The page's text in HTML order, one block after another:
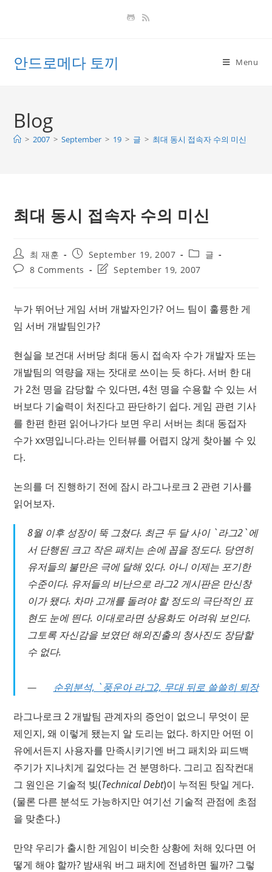
안드로메다 토끼 Menu
Blog
> 2007 > September > 19 > 글 > 최대 동시 접속자 수의 미신
최대 동시 접속자 수의 미신
Post
author:
최 재훈
Post
published:
September 19, 2007
Post
category:
글
Post8 Comments
PostSeptember 19, 2007
누가 뛰어난 게임 서버 개발자인가? 어느 팀이 훌륭한 게
임 서버 개발팀인가?
현실을 보건대 서버당 최대 동시 접속자 수가 개발자 또는
개발팀의 역량을 재는 잣대로 쓰이는 듯 하다. 서버 한 대
가 2천 명을 감당할 수 있다면, 4천 명을 수용할 수 있는 서
버보다 기술력이 처진다고 판단하기 쉽다. 게임 관련 기사
를 한편 한편 읽어나가다 보면 우리 서버는 최대 동접자
수가 xx명입니다.라는 인터뷰를 어렵지 않게 찾아볼 수 있
다.
논의를 더 진행하기 전에 잠시 라그나로크 2 관련 기사를
읽어보자.
8월 이후 성장이 뚝 그쳤다. 최근 두 달 사이 `라그2`에
서 단행된 크고 작은 패치는 손에 꼽을 정도다. 당연히
유저들의 불만은 극에 달해 있다. 아니 이제는 포기한
수준이다. 유저들의 비난으로 라그2 게시판은 만신창
이가 됐다. 차마 고개를 돌려야 할 정도의 극단적인 표
현도 눈에 띈다. 이대로라면 상용화도 어려워 보인다.
그토록 자신감을 보였던 해외진출의 청사진도 장담할
수 없다.
순위분석, `풍운아 라그2, 무대 뒤로 쓸쓸히 퇴장
라그나로크 2 개발팀 관계자의 증언이 없으니 무엇이 문
제인지, 왜 이렇게 됐는지 알 도리는 없다. 하지만 어떤 이
유에서든지 사용자를 만족시키기엔 버그 패치와 피드백
주기가 지나치게 길었다는 건 분명하다. 그리고 짐작컨대
그 원인은 기술적 빚(Technical Debt)이 누적된 탓일 게다.
(물론 다른 분석도 가능하지만 여기선 기술적 관점에 초점
을 맞춘다.)
만약 우리가 출시한 게임이 비슷한 상황에 처해 있다면 어
떻게 해야 할까? 밤새워 버그 패치에 전념하면 될까? 그렇